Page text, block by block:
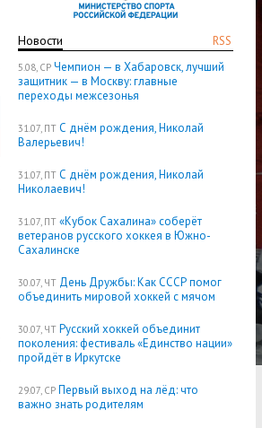
RSS
Новости
5.08, СР Чемпион — в Хабаровск, лучший
защитник — в Москву: главные
переходы межсезонья
31.07, ПТ С днём рождения, Николай
Валерьевич!
31.07, ПТ С днём рождения, Николай
Николаевич!
31.07, ПТ «Кубок Сахалина» соберёт
ветеранов русского хоккея в Южно-
Сахалинске
30.07, ЧТ День Дружбы: Как СССР помог
объединить мировой хоккей с мячом
30.07, ЧТ Русский хоккей объединит
поколения: фестиваль «Единство нации»
пройдёт в Иркутске
29.07, СР Первый выход на лёд: что
важно знать родителям